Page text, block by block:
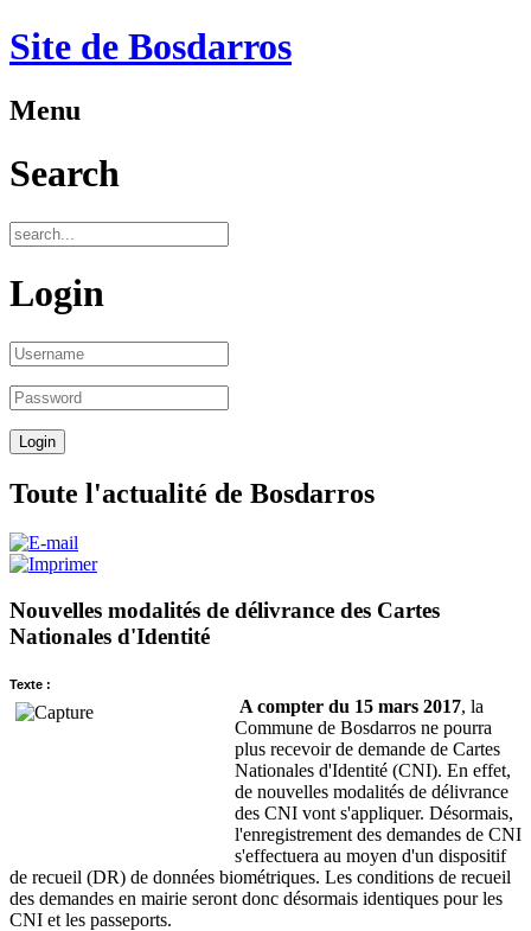
Site de Bosdarros
Menu
Search
Login
Toute l'actualité de Bosdarros
Nouvelles modalités de délivrance des Cartes
Nationales d'Identité
Texte :
A compter du 15 mars 2017, la
Commune de Bosdarros ne pourra
plus recevoir de demande de Cartes
Nationales d'Identité (CNI). En effet,
de nouvelles modalités de délivrance
des CNI vont s'appliquer. Désormais,
l'enregistrement des demandes de CNI
s'effectuera au moyen d'un dispositif
de recueil (DR) de données biométriques. Les conditions de recueil
des demandes en mairie seront donc désormais identiques pour les
CNI et les passeports.